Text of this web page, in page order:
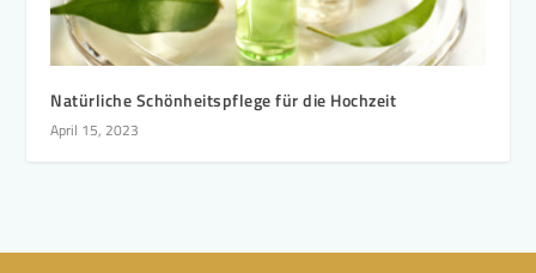
Natürliche Schönheitspflege für die Hochzeit
April 15, 2023